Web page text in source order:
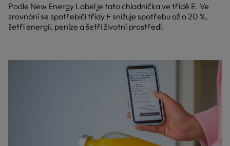
Podle New Energy Label je tato chladnička ve třídě E. Ve
srovnání se spotřebiči třídy F snižuje spotřebu až o 20 %,
šetří energii, peníze a šetří životní prostředí.